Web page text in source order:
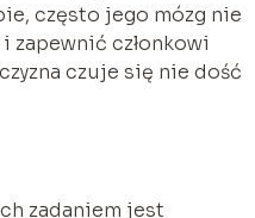
często jego mózg nie
zapewnić członkowi
czuje się nie dość
zadaniem jest